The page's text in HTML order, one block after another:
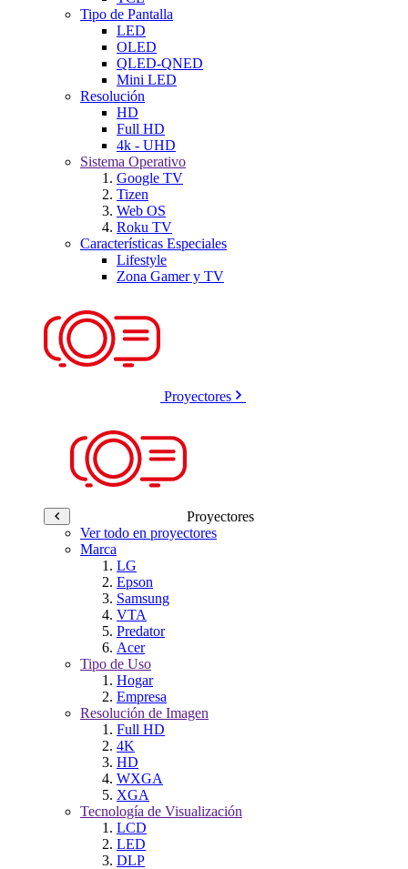
Tipo de Pantalla
LED
OLED
QLED-QNED
Mini LED
Resolución
HD
Full HD
4k - UHD
Sistema Operativo
Google TV
Tizen
Web OS
Roku TV
Características Especiales
Lifestyle
Zona Gamer y TV
Proyectores
Proyectores
Ver todo en proyectores
Marca
LG
Epson
Samsung
VTA
Predator
Acer
Tipo de Uso
Hogar
Empresa
Resolución de Imagen
Full HD
4K
HD
WXGA
XGA
Tecnología de Visualización
LCD
LED
DLP